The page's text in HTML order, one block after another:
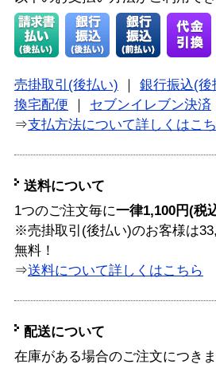
売掛取引(後払い)
銀行振込(後
換宅配便
セブンイレブン決済
⇒支払方法について詳しくはこ
送料について
1つのご注文毎に一律1,100円(税
※売掛取引(後払い)のお客様は
無料！
⇒送料について詳しくはこちら
配送について
在庫がある場合のご注文につき